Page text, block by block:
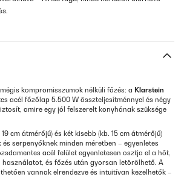
kompromisszumok nélküli főzés: a Klarstein
acél főzőlap 5.500 W összteljesítménnyel és négy
amire egy jól felszerelt konyhának szüksége
cm átmérőjű) és két kisebb (kb. 15 cm átmérőjű)
serpenyőknek minden méretben – egyenletes
acél felület egyenletesen osztja el a hőt,
és főzés után gyorsan letörölhető. A
vannak elrendezve és intuitívan kezelhetők –